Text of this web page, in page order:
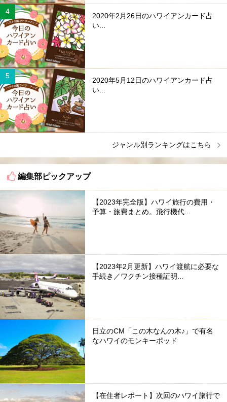
2020年2月26日のハワイアンカード占
い...
2020年5月12日のハワイアンカード占
い...
ジャンル別ランキングはこちら
編集部ピックアップ
【2023年完全版】ハワイ旅行の費用・
予算・旅費まとめ。飛行機代...
【2023年2月更新】ハワイ渡航に必要な
手続き／ワクチン接種証明...
日立のCM「この木なんの木♪」で有名
なハワイのモンキーポッド
【在住者レポート】次回のハワイ旅行で